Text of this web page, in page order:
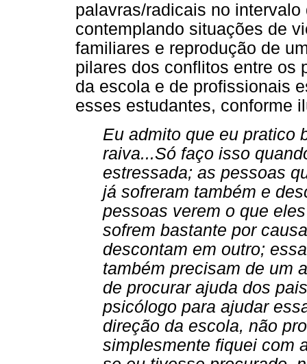
palavras/radicais no
contemplando situações de
familiares e reprodução de
pilares dos conflitos entre os
da escola e de profissionais
esses estudantes, conforme
Eu admito que eu pratico
raiva...Só faço isso
estressada; as pessoas
já sofreram também e
pessoas verem o que
sofrem bastante por
descontam em outro;
também precisam de um
de procurar ajuda dos
psicólogo para ajudar
direção da escola, não
simplesmente fiquei com